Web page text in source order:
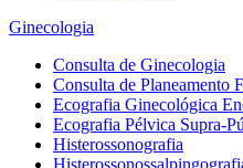
Ginecologia
Consulta de Ginecologia
Consulta de Planeamento
Ecografia Ginecológica
Ecografia Pélvica Supra-
Histerossonografia